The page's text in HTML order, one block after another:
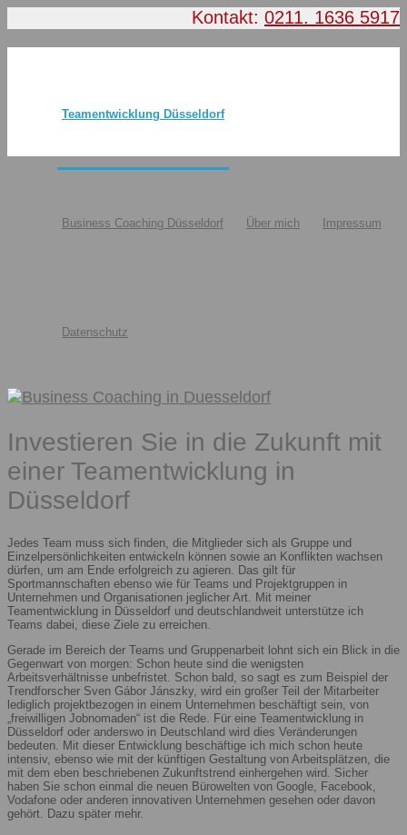
Kontakt: 0211. 1636 5917
Teamentwicklung Düsseldorf
Business Coaching Düsseldorf Über mich Impressum
Datenschutz
Investieren Sie in die Zukunft mit
einer Teamentwicklung in
Düsseldorf
Jedes Team muss sich finden, die Mitglieder sich als Gruppe und
Einzelpersönlichkeiten entwickeln können sowie an Konflikten wachsen
dürfen, um am Ende erfolgreich zu agieren. Das gilt für
Sportmannschaften ebenso wie für Teams und Projektgruppen in
Unternehmen und Organisationen jeglicher Art. Mit meiner
Teamentwicklung in Düsseldorf und deutschlandweit unterstütze ich
Teams dabei, diese Ziele zu erreichen.
Gerade im Bereich der Teams und Gruppenarbeit lohnt sich ein Blick in die
Gegenwart von morgen: Schon heute sind die wenigsten
Arbeitsverhältnisse unbefristet. Schon bald, so sagt es zum Beispiel der
Trendforscher Sven Gábor Jánszky, wird ein großer Teil der Mitarbeiter
lediglich projektbezogen in einem Unternehmen beschäftigt sein, von
„freiwilligen Jobnomaden“ ist die Rede. Für eine Teamentwicklung in
Düsseldorf oder anderswo in Deutschland wird dies Veränderungen
bedeuten. Mit dieser Entwicklung beschäftige ich mich schon heute
intensiv, ebenso wie mit der künftigen Gestaltung von Arbeitsplätzen, die
mit dem eben beschriebenen Zukunftstrend einhergehen wird. Sicher
haben Sie schon einmal die neuen Bürowelten von Google, Facebook,
Vodafone oder anderen innovativen Unternehmen gesehen oder davon
gehört. Dazu später mehr.